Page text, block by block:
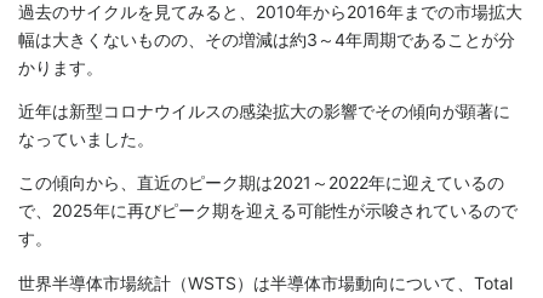
過去のサイクルを見てみると、2010年から2016年までの市場拡大
幅は大きくないものの、その増減は約3～4年周期であることが分
かります。
近年は新型コロナウイルスの感染拡大の影響でその傾向が顕著に
なっていました。
この傾向から、直近のピーク期は2021～2022年に迎えているの
で、2025年に再びピーク期を迎える可能性が示唆されているので
す。
世界半導体市場統計（WSTS）は半導体市場動向について、Total